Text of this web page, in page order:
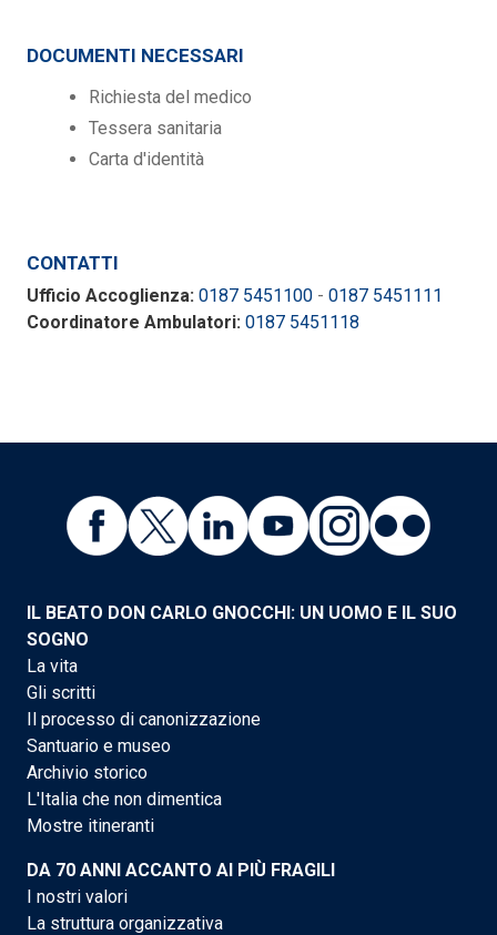
DOCUMENTI NECESSARI
Richiesta del medico
Tessera sanitaria
Carta d'identità
CONTATTI
Ufficio Accoglienza: 0187 5451100 - 0187 5451111
Coordinatore Ambulatori: 0187 5451118
IL BEATO DON CARLO GNOCCHI: UN UOMO E IL SUO
SOGNO
La vita
Gli scritti
Il processo di canonizzazione
Santuario e museo
Archivio storico
L'Italia che non dimentica
Mostre itineranti
DA 70 ANNI ACCANTO AI PIÙ FRAGILI
I nostri valori
La struttura organizzativa